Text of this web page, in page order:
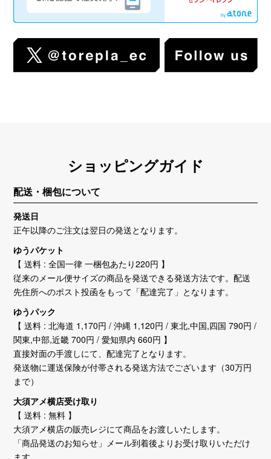
ショッピングガイド
配送・梱包について
発送日
正午以降のご注文は翌日の発送となります。
ゆうパケット
【 送料 : 全国一律 一梱包あたり220円 】
従来のメール便サイズの商品を発送できる発送方法です。配送
先住所へのポスト投函をもって「配達完了」となります。
ゆうパック
【 送料 : 北海道 1,170円 / 沖縄 1,120円 / 東北,中国,四国 790円 /
関東,中部,近畿 700円 / 愛知県内 660円 】
直接対面の手渡しにて、配達完了となります。
発送物に運送保険が付帯される発送方法でございます（30万円
まで）
大須アメ横店受け取り
【 送料 : 無料 】
大須アメ横店の販売レジにて商品をお渡しいたします。
「商品発送のお知らせ」メール到着後よりお受け取りいただけ
ます。